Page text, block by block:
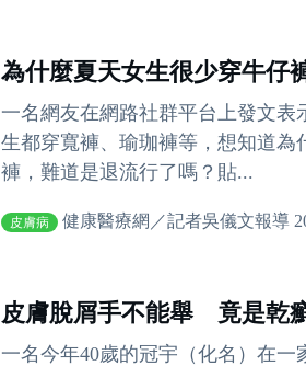
為什麼夏天女生很少穿牛
一名網友在網路社群平台上發文表
生都穿寬褲、瑜珈褲等，想知道為
褲，難道是退流行了嗎？貼...
皮膚病 健康醫療網／記者吳儀文報導
皮膚脫屑手不能舉 竟是乾
一名今年40歲的冠宇（化名）在一